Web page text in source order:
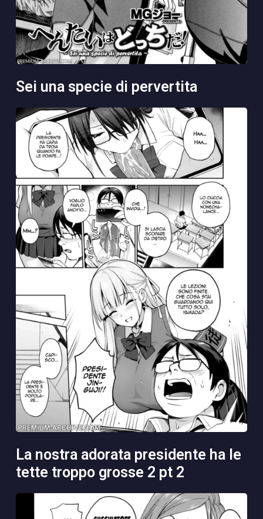
sei una specie di pervertita
la nostra adorata presidente ha le
tette troppo grosse 2 pt 2